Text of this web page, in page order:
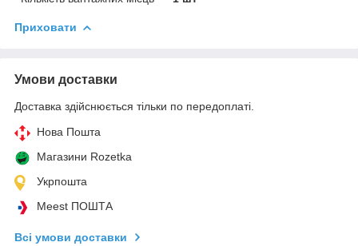
Приховати
Умови доставки
Доставка здійснюється тільки по передоплаті.
Нова Пошта
Магазини Rozetka
Укрпошта
Meest ПОШТА
Всі умови доставки